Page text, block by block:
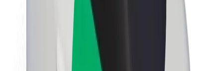
Fenntarthatóság a Boltnál
Project Zero